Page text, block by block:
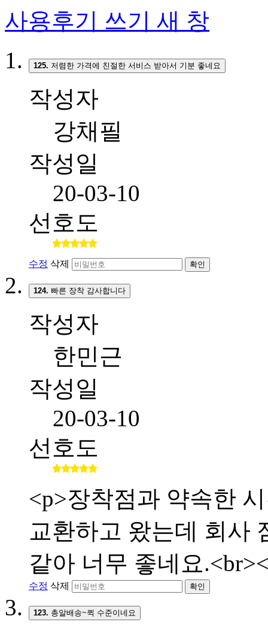
사용후기 쓰기 새 창
125. 저렴한 가격에 친절한 서비스 받아서 기분 좋네요
작성자
강채필
작성일
20-03-10
선호도
수정 삭제 확인
124. 빠른 장착 감사합니다
작성자
한민근
작성일
20-03-10
선호도
<p>장착점과 약속한
교환하고 왔는데 회사
같아 너무 좋네요
수정 삭제 확인
123. 총알배송~퀵 수준이네요